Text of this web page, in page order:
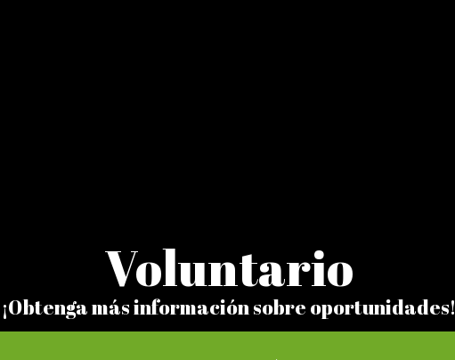
¡Obtenga más información sobre oportunidades!
Voluntario